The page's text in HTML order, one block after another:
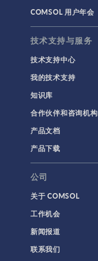
COMSOL 用户年会
技术支持与服务
技术支持中心
我的技术支持
知识库
合作伙伴和咨询机构
产品文档
产品下载
公司
关于 COMSOL
工作机会
新闻报道
联系我们